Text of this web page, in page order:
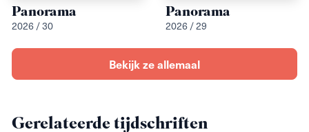
Panorama
2026 / 30
Panorama
2026 / 29
Bekijk ze allemaal
Gerelateerde tijdschriften